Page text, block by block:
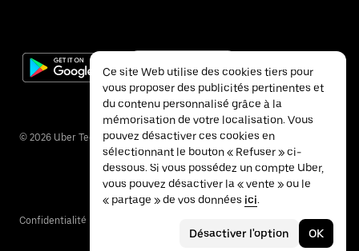
© 2026 Uber Technologies Inc.
Confidentialité
Ce site Web utilise des cookies tiers pour
vous proposer des publicités pertinentes et
du contenu personnalisé grâce à la
mémorisation de votre localisation. Vous
pouvez désactiver ces cookies en
sélectionnant le bouton « Refuser » ci-
dessous. Si vous possédez un compte Uber,
vous pouvez désactiver la « vente » ou le
« partage » de vos données ici.
Désactiver l'option OK